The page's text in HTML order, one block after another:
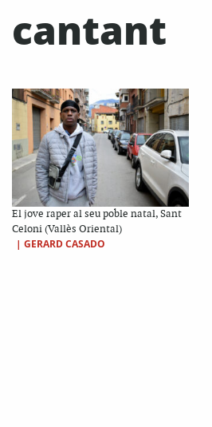
cantant
El jove raper al seu poble natal, Sant
Celoni (Vallès Oriental)
| GERARD CASADO